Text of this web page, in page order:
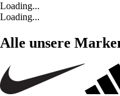
Loading...
Loading...
Alle unsere